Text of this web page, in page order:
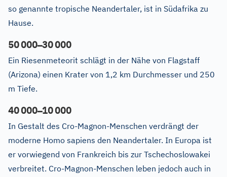
so genannte tropische Neandertaler, ist in Südafrika zu
Hause.
50000–30000
Ein Riesenmeteorit schlägt in der Nähe von Flagstaff
(Arizona) einen Krater von 1,2 km Durchmesser und 250
m Tiefe.
40000–10000
In Gestalt des Cro-Magnon-Menschen verdrängt der
moderne Homo sapiens den Neandertaler. In Europa ist
er vorwiegend von Frankreich bis zur Tschechoslowakei
verbreitet. Cro-Magnon-Menschen leben jedoch auch in